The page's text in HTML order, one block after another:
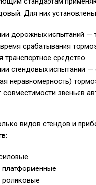
Для них
дорожных испытаний —
срабатывания
транспортное средство
стендовых испытаний
неравномерность)
звеньев
видов стендов и
платформенные
роликовые